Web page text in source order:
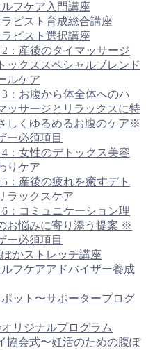
フケア入門講座
ピスト育成総合講座
ピスト選択講座
2：産後のタイマッサージ
ックススペシャルブレンド
ルケア
3：お腹から体全体へのハ
ッサージとリラックスに特
しくゆるめるお腹のケア※
ー必須項目
4：女性のデトックス美容
りケア
5：産後の疲れを癒すデト
ラックスケア
6：コミュニケーション理
お悩みに寄り添う提案 ※
ー必須項目
かストレッチ講座
フケアアドバイザー養成
ット〜サポータープログ
リジナルプログラム
協会式〜妊活のための腹ぽ